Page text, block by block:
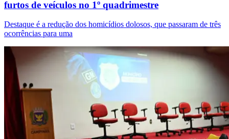
Internacional
furtos de veículos no 1º quadrimestre
Destaque é a redução dos homicídios dolosos, que passaram de três
ocorrências para uma